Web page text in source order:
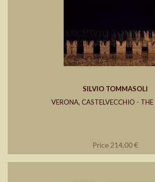
SILVIO TOMMASOLI
VERONA, CASTELVECCHIO - THE
Price 214,00 €